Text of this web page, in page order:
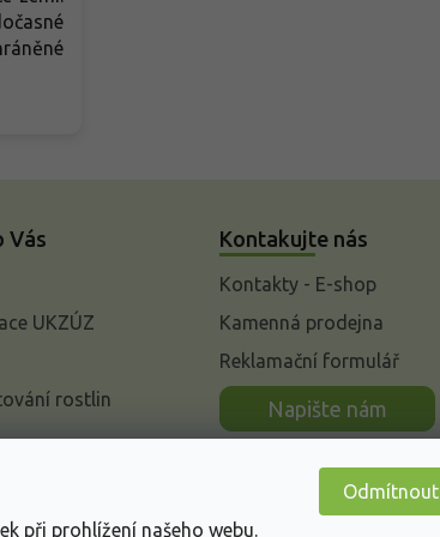
při prohlížení našeho webu.
Odmítnout
Vás
UKZÚZ
rostlin
Kontakujte nás
Kontakty - E-shop
Kamenná prodejna
Reklamační formulář
Napište nám